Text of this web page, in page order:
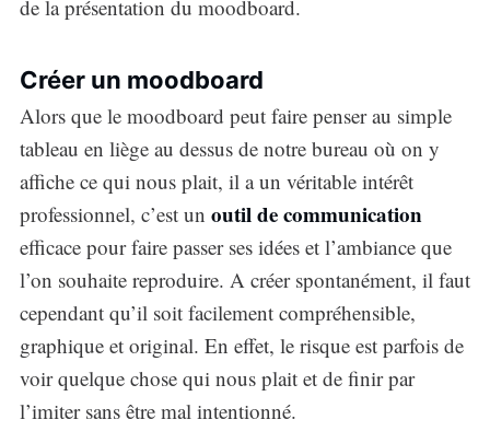
de la présentation du moodboard.
Créer un moodboard
Alors que le moodboard peut faire penser au simple
tableau en liège au dessus de notre bureau où on y
affiche ce qui nous plait, il a un véritable intérêt
professionnel, c’est un outil de communication
efficace pour faire passer ses idées et l’ambiance que
l’on souhaite reproduire. A créer spontanément, il faut
cependant qu’il soit facilement compréhensible,
graphique et original. En effet, le risque est parfois de
voir quelque chose qui nous plait et de finir par
l’imiter sans être mal intentionné.
Subscribe